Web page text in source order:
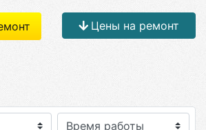
Цены на ремонт